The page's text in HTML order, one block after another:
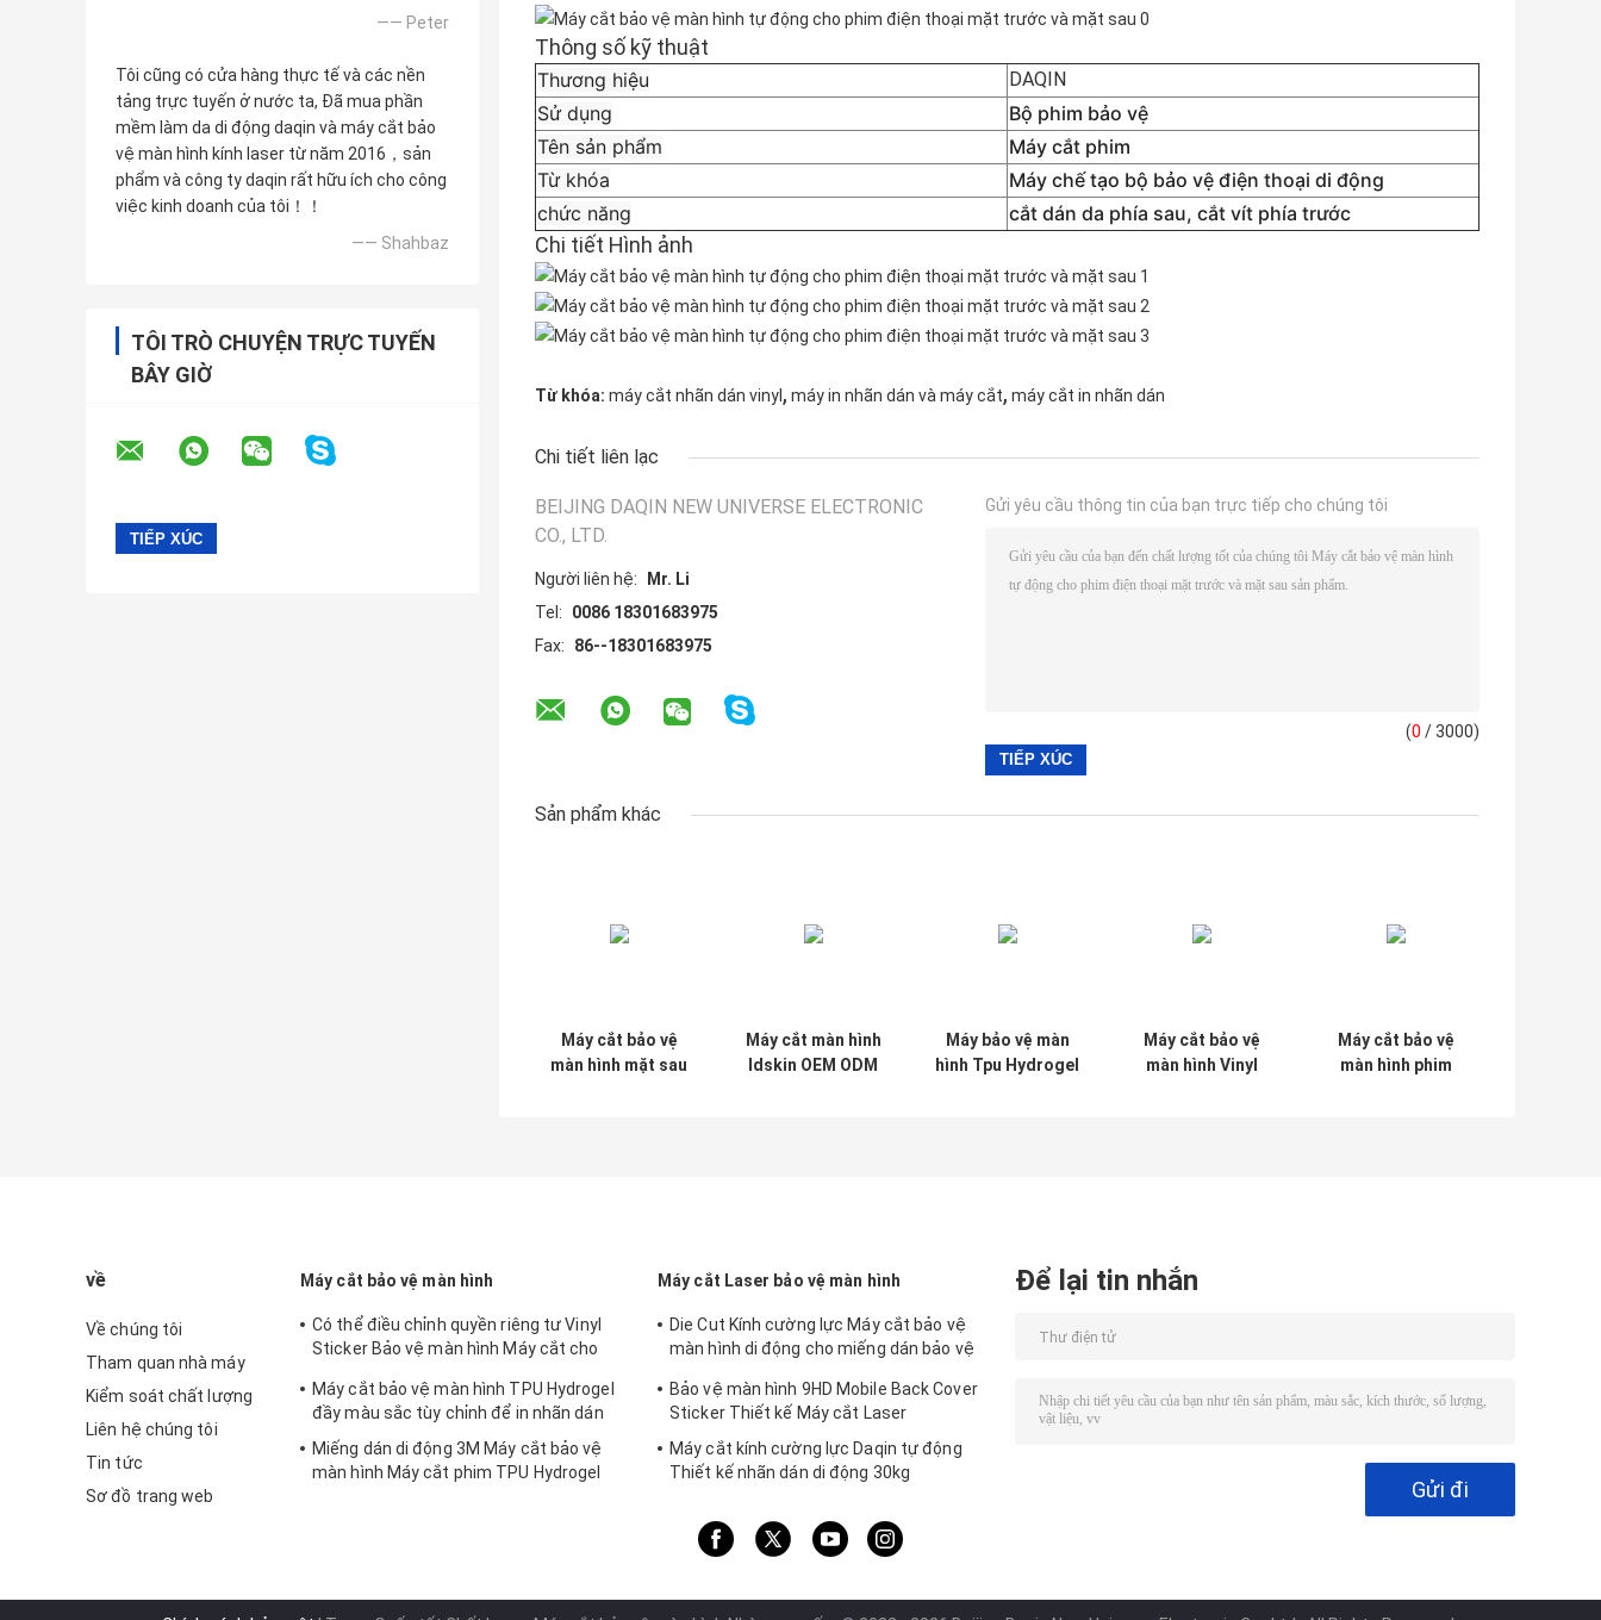
—— Peter
Tôi cũng có cửa hàng thực tế và các nền
tảng trực tuyến ở nước ta, Đã mua phần
mềm làm da di động daqin và máy cắt bảo
vệ màn hình kính laser từ năm 2016，sản
phẩm và công ty daqin rất hữu ích cho công
việc kinh doanh của tôi！！
—— Shahbaz
TÔI TRÒ CHUYỆN TRỰC TUYẾN
BÂY GIỜ
Thông số kỹ thuật
Thương hiệu DAQIN
Sử dụng
Bộ phim bảo vệ
Tên sản phẩm
Máy cắt phim
Từ khóa
Máy chế tạo bộ bảo vệ điện thoại di động
chức năng
cắt dán da phía sau, cắt vít phía trước
Chi tiết Hình ảnh
Từ khóa: máy cắt nhãn dán vinyl , máy in nhãn dán và máy cắt, máy cắt in nhãn dán
Chi tiết liên lạc
BEIJING DAQIN NEW UNIVERSE ELECTRONIC
CO., LTD.
Người liên hệ:
Mr. Li
Tel:
0086 18301683975
Fax:
86--18301683975
Gửi yêu cầu thông tin của bạn trực tiếp cho chúng tôi
(0 / 3000)
Sản phẩm khác
Máy cắt bảo vệ
màn hình mặt sau
Máy cắt màn hình
Idskin OEM ODM
Máy bảo vệ màn
hình Tpu Hydrogel
Máy cắt bảo vệ
màn hình Vinyl
Máy cắt bảo vệ
màn hình phim
về
Về chúng tôi
Tham quan nhà máy
Kiểm soát chất lượng
Liên hệ chúng tôi
Tin tức
Sơ đồ trang web
Máy cắt bảo vệ màn hình
Có thể điều chỉnh quyền riêng tư Vinyl
Sticker Bảo vệ màn hình Máy cắt cho
Máy cắt bảo vệ màn hình TPU Hydrogel
đầy màu sắc tùy chỉnh để in nhãn dán
Miếng dán di động 3M Máy cắt bảo vệ
màn hình Máy cắt phim TPU Hydrogel
Máy cắt Laser bảo vệ màn hình
Die Cut Kính cường lực Máy cắt bảo vệ
màn hình di động cho miếng dán bảo vệ
Bảo vệ màn hình 9HD Mobile Back Cover
Sticker Thiết kế Máy cắt Laser
Máy cắt kính cường lực Daqin tự động
Thiết kế nhãn dán di động 30kg
Để lại tin nhắn